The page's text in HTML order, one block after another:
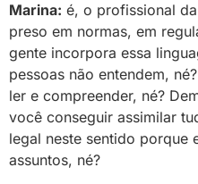
Marina: é, o profissional
preso em normas, em
gente incorpora essa
pessoas não entendem,
ler e compreender, né?
você conseguir assimilar
legal neste sentido porque
assuntos, né?